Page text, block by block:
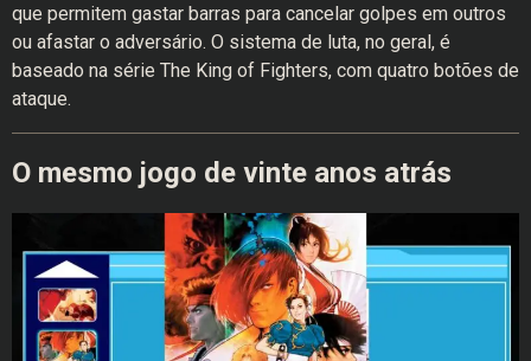
que permitem gastar barras para cancelar golpes em outros
ou afastar o adversário. O sistema de luta, no geral, é
baseado na série The King of Fighters, com quatro botões de
ataque.
O mesmo jogo de vinte anos atrás